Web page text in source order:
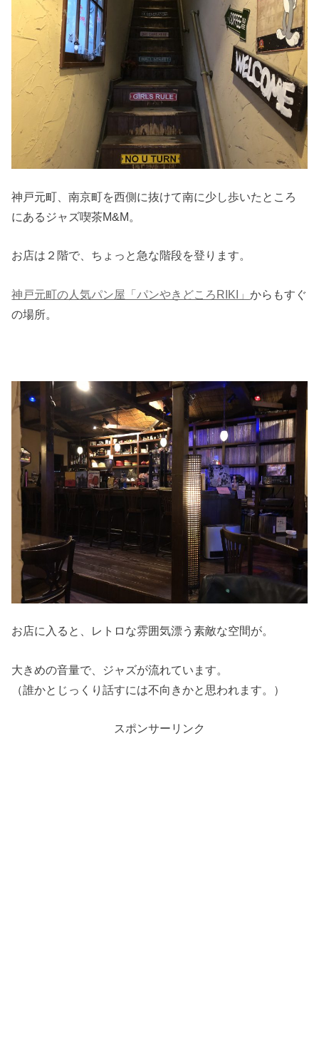
神戸元町、南京町を西側に抜けて南に少し歩いたところ
にあるジャズ喫茶M&M。
お店は２階で、ちょっと急な階段を登ります。
神戸元町の人気パン屋「パンやきどころRIKI」からもすぐ
の場所。
お店に入ると、レトロな雰囲気漂う素敵な空間が。
大きめの音量で、ジャズが流れています。
（誰かとじっくり話すには不向きかと思われます。）
スポンサーリンク